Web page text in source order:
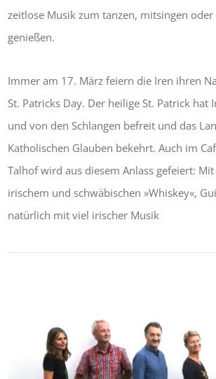
zeitlose Musik zum tanzen, mitsingen
genießen.
Immer am 17. März feiern die Iren ihren
St. Patricks Day. Der heilige St. Patrick hat
und von den Schlangen befreit und das
Katholischen Glauben bekehrt. Auch im
Talhof wird aus diesem Anlass gefeiert:
irischem und schwäbischen »Whiskey«,
natürlich mit viel irischer Musik